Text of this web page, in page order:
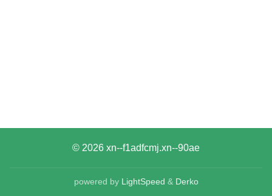
© 2026 xn--f1adfcmj.xn--90ae
powered by LightSpeed & Derko